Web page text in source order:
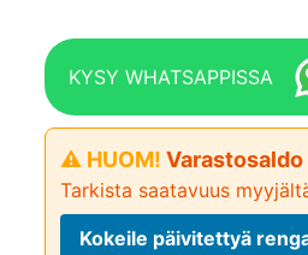
KYSY WHATSAPPISSA
⚠ HUOM!
Tarkista saatavuus
Kokeile päivitettyä